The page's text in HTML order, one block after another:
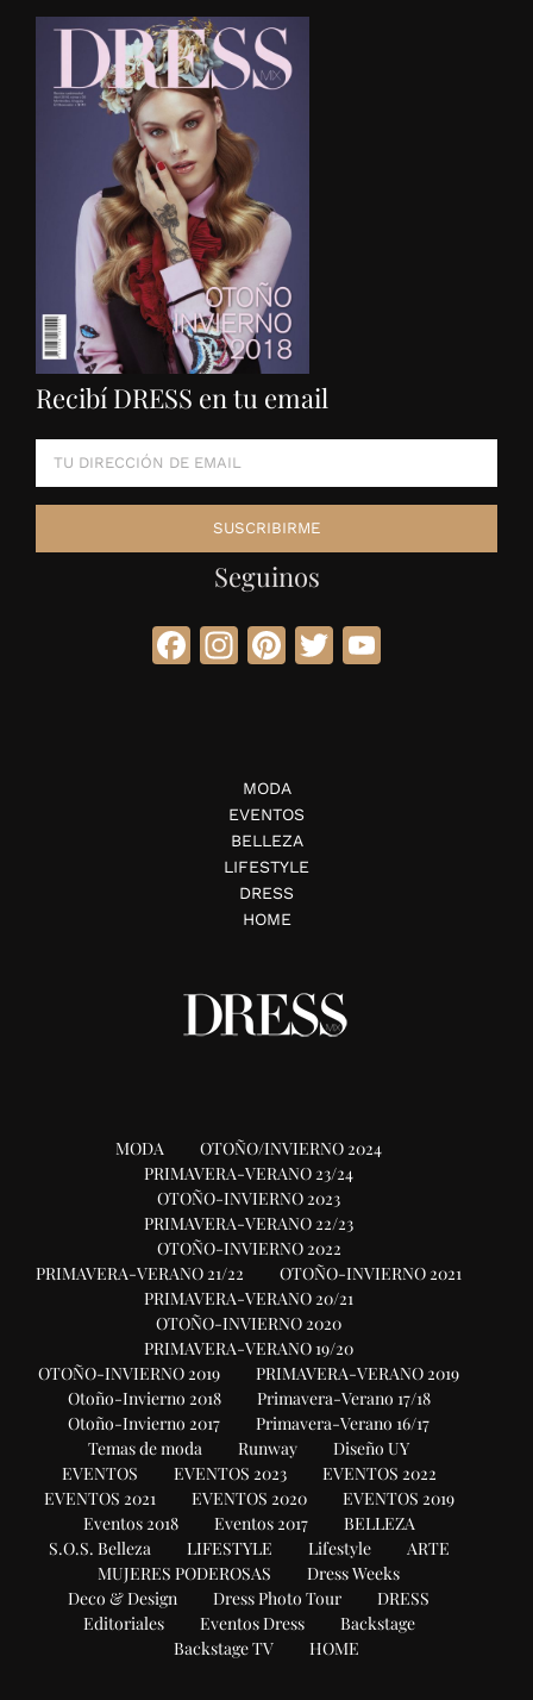
Recibí DRESS en tu email
Seguinos
Facebook
Instagram
Pinterest
Twitter
MODA
EVENTOS
BELLEZA
LIFESTYLE
DRESS
HOME
MODA
OTOÑO/INVIERNO 2024
PRIMAVERA-VERANO 23/24
OTOÑO-INVIERNO 2023
PRIMAVERA-VERANO 22/23
OTOÑO-INVIERNO 2022
PRIMAVERA-VERANO 21/22
OTOÑO-INVIERNO 2021
PRIMAVERA-VERANO 20/21
OTOÑO-INVIERNO 2020
PRIMAVERA-VERANO 19/20
OTOÑO-INVIERNO 2019
PRIMAVERA-VERANO 2019
Otoño-Invierno 2018
Primavera-Verano 17/18
Otoño-Invierno 2017
Primavera-Verano 16/17
Temas de moda
Runway
Diseño UY
EVENTOS
EVENTOS 2023
EVENTOS 2022
EVENTOS 2021
EVENTOS 2020
EVENTOS 2019
Eventos 2018
Eventos 2017
BELLEZA
S.O.S. Belleza
LIFESTYLE Lifestyle
ARTE
MUJERES PODEROSAS
Dress Weeks
Deco & Design
Dress Photo Tour
DRESS
Editoriales
Eventos Dress
Backstage
Backstage TV
HOME